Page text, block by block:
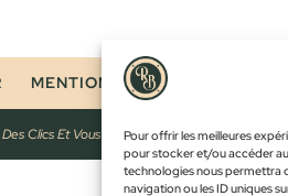
Pour offrir les meilleures
pour stocker et/ou accéder
technologies nous permettra
navigation ou les ID uniques
MENTIONS LÉGALES
Des Clics Et Vous